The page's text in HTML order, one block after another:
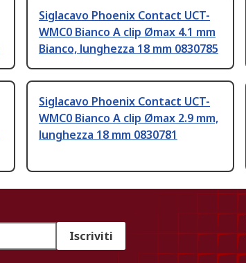
Siglacavo Phoenix Contact UCT-
WMC0 Bianco A clip Ømax 4.1 mm
Bianco, lunghezza 18 mm 0830785
Siglacavo Phoenix Contact UCT-
WMC0 Bianco A clip Ømax 2.9 mm,
lunghezza 18 mm 0830781
Iscriviti